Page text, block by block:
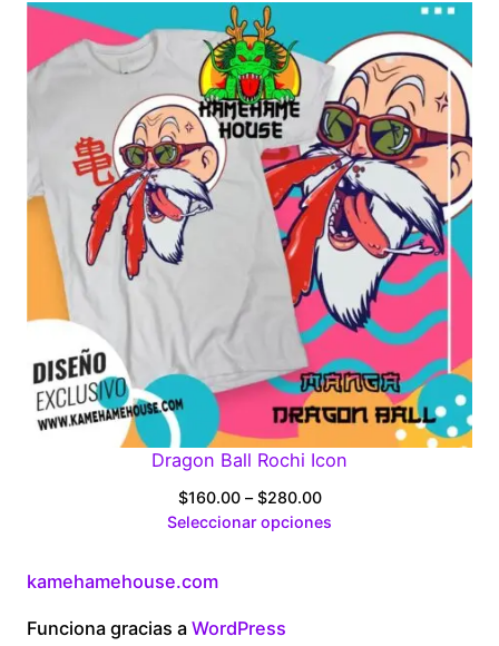
through
$280.00
Dragon Ball Rochi Icon
$160.00 – $280.00Price
range:
Seleccionar opciones
kamehamehouse.com
Funciona gracias a WordPress